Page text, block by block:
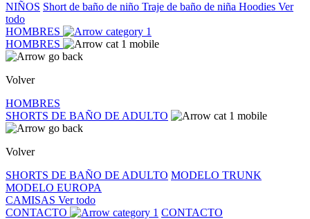
NIÑOS Short de baño de niño Traje de baño de niña Hoodies Ver
todo
HOMBRES
HOMBRES
Volver
HOMBRES
SHORTS DE BAÑO DE ADULTO
Volver
SHORTS DE BAÑO DE ADULTO MODELO TRUNK
MODELO EUROPA
CAMISAS Ver todo
CONTACTO
CONTACTO